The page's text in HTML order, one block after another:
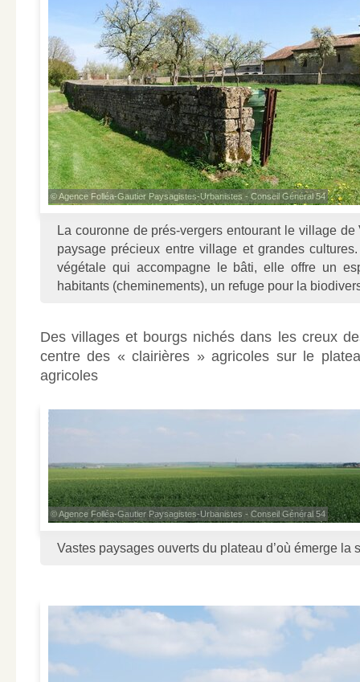
© Agence Folléa-Gautier Paysagistes-Urbanistes - Conseil Général 54
La couronne de prés-vergers entourant le village
paysage précieux entre village et grandes
végétale qui accompagne le bâti, elle offre un
habitants (cheminements), un refuge pour la
Des villages et bourgs nichés dans les creux
centre des « clairières » agricoles sur le
agricoles
© Agence Folléa-Gautier Paysagistes-Urbanistes - Conseil Général 54
Vastes paysages ouverts du plateau d’où émerge la